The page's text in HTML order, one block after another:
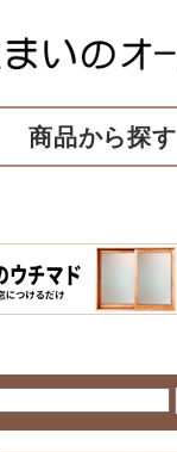
商品から探す